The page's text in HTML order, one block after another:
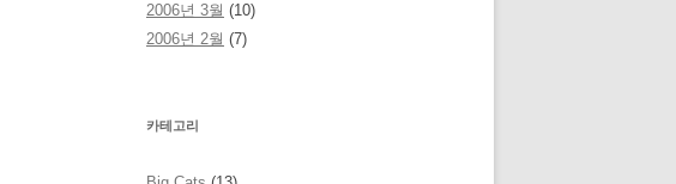
2006년 3월 (10)
2006년 2월 (7)
카테고리